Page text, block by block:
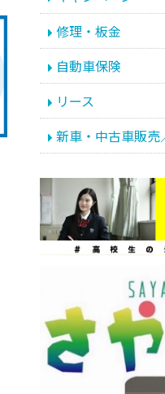
修理・板金
自動車保険
リース
新車・中古車販売